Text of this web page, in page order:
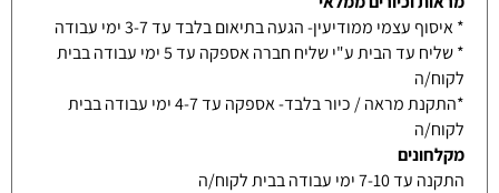
* איסוף עצמי ממודיעין- הגעה בתיאום בלבד עד 3-7 ימי עבודה
* שליח עד הבית ע"י שליח חברה אספקה עד 5 ימי עבודה בבית
לקוח/ה
*התקנת מראה / כיור בלבד- אספקה עד 4-7 ימי עבודה בבית
לקוח/ה
מקלחונים
התקנה עד 7-10 ימי עבודה בבית לקוח/ה